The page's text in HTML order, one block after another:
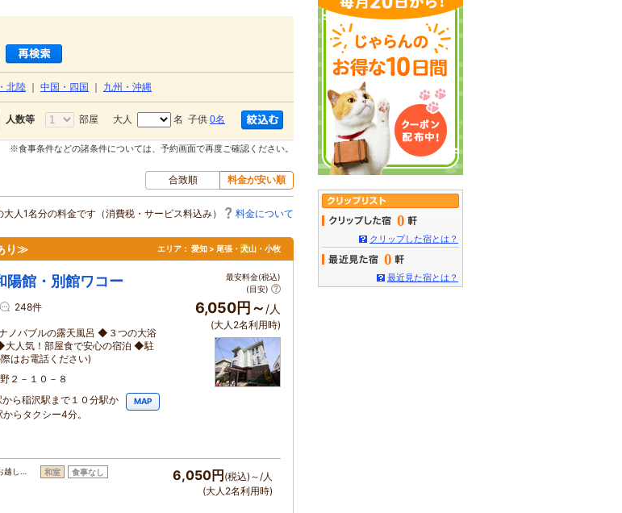
北陸 中国・四国 九州・沖縄
人数等 部屋 大人 名 子供 0名
※食事条件などの諸条件については、予約画面で再度ご確認ください。
合致順 料金が安い順
人1名分の料金です（消費税・サービス料込み） 料金について
り≫ エリア： 愛知 > 尾張・ 犬山・小牧
陽館・別館ワコー
248件
ノバブルの露天風呂 ◆３つの大浴
大人気！部屋食で安心の宿泊 ◆駐
はお電話ください)
２－１０－８
ら稲沢駅まで１０分駅か
らタクシー4分。
MAP
最安料金(税込)
(目安)
6,050円～ /人
(大人2名利用時)
越し… 和室 食事なし 6,050円 (税込)～/人
(大人2名利用時)
0
クリップした宿とは？
0
最近見た宿とは？